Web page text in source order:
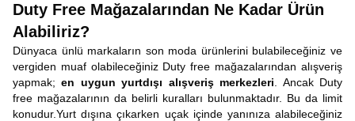
Duty Free Mağazalarından Ne Kadar Ürün
Alabiliriz?
Dünyaca ünlü markaların son moda ürünlerini bulabileceğiniz ve
vergiden muaf olabileceğiniz Duty free mağazalarından alışveriş
yapmak;en uygun yurtdışı alışveriş merkezleri . Ancak Duty
free mağazalarının da belirli kuralları bulunmaktadır. Bu da limit
konudur.Yurt dışına çıkarken uçak içinde yanınıza alabileceğiniz